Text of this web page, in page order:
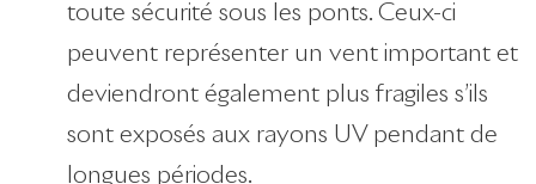
toute sécurité sous les ponts. Ceux-ci
peuvent représenter un vent important et
deviendront également plus fragiles s’ils
sont exposés aux rayons UV pendant de
longues périodes.